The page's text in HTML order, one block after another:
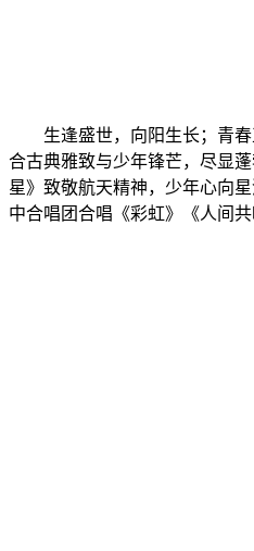
生逢盛世，向阳生长；青
合古典雅致与少年锋芒，尽显
星》致敬航天精神，少年心向
中合唱团合唱《彩虹》《人间